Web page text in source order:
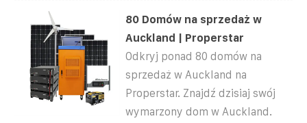
80 Domów na sprzedaż w
Auckland | Properstar
Odkryj ponad 80 domów na
sprzedaż w Auckland na
Properstar. Znajdź dzisiaj swój
wymarzony dom w Auckland.